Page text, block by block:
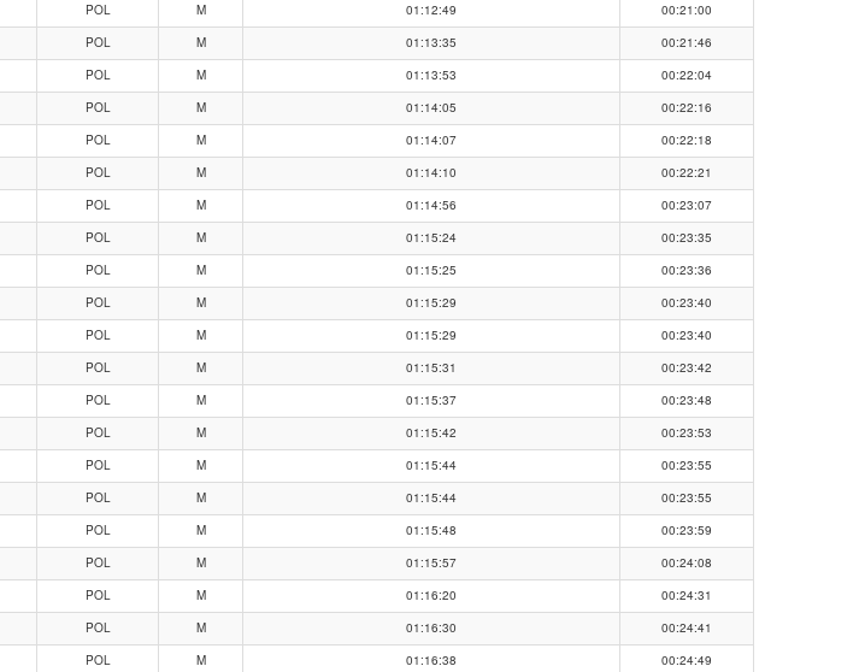
POL M 01:12:49
00:21:00
POL M 01:13:35
00:21:46
POL M 01:13:53
00:22:04
POL M 01:14:05
00:22:16
POL M 01:14:07
00:22:18
POL M 01:14:10
00:22:21
POL M 01:14:56
00:23:07
POL M 01:15:24
00:23:35
POL M 01:15:25
00:23:36
POL M 01:15:29
00:23:40
POL M 01:15:29
00:23:40
POL M 01:15:31
00:23:42
POL M 01:15:37
00:23:48
POL M 01:15:42
00:23:53
POL M 01:15:44
00:23:55
POL M 01:15:44
00:23:55
POL M 01:15:48
00:23:59
POL M 01:15:57
00:24:08
POL M 01:16:20
00:24:31
POL M 01:16:30
00:24:41
POL M 01:16:38
00:24:49